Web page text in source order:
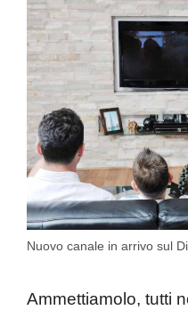
Nuovo canale in arrivo sul
Ammettiamolo, tutti